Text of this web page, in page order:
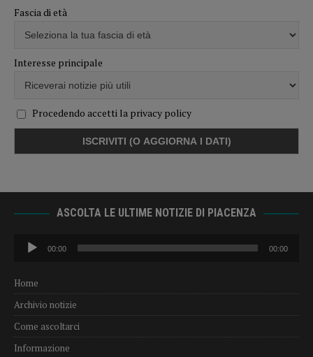
Fascia di età
Interesse principale
Procedendo accetti la privacy policy
ASCOLTA LE ULTIME NOTIZIE DI PIACENZA
Audio
Player
00:00 00:00
Home
Archivio notizie
Come ascoltarci
Informazione